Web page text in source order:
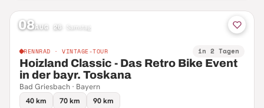
08AUG 26 Samstag
RENNRAD · VINTAGE-TOUR in 2 Tagen
Hoizland Classic - Das Retro Bike Event
in der bayr. Toskana
Bad Griesbach · Bayern
40 km
70 km 90 km